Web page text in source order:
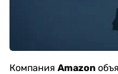
Компания Amazon